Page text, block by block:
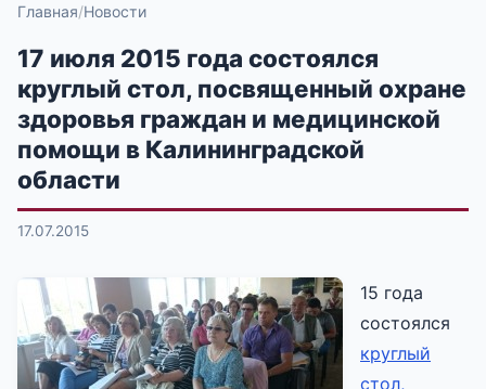
Главная Новости
17 июля 2015 года состоялся
круглый стол, посвященный охране
здоровья граждан и медицинской
помощи в Калининградской
области
17.07.2015
15 года
состоялся
круглый
стол,